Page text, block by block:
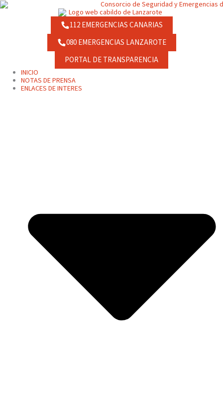
contenido
Ir
al
112 EMERGENCIAS CANARIAS
080 EMERGENCIAS LANZAROTE
PORTAL DE TRANSPARENCIA
INICIO
NOTAS DE PRENSA
ENLACES DE INTERES